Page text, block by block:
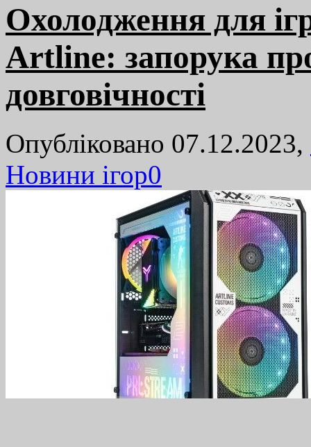
Охолодження для
Artline: запорука
довговічності
Опубліковано 07.12.2023,
Новини ігор0